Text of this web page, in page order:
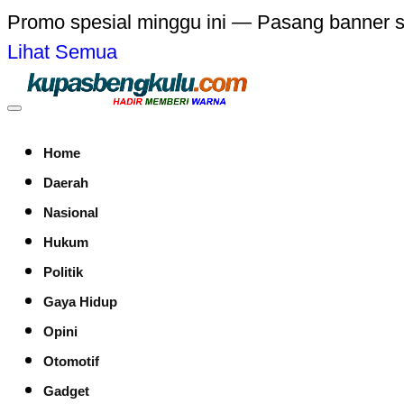
Promo spesial minggu ini — Pasang banner
Lihat Semua
Home
Daerah
Nasional
Hukum
Politik
Gaya Hidup
Opini
Otomotif
Gadget